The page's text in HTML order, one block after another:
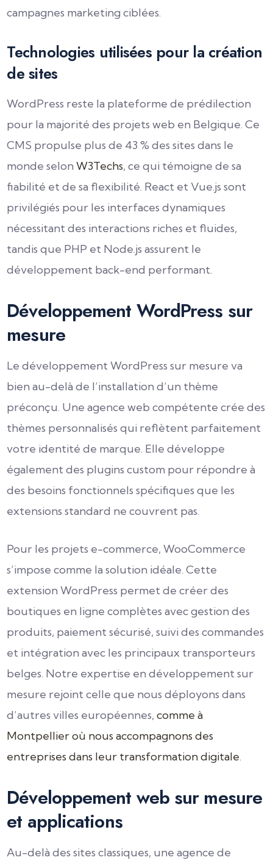
campagnes marketing ciblées.
Technologies utilisées pour la création
de sites
WordPress reste la plateforme de prédilection
pour la majorité des projets web en Belgique. Ce
CMS propulse plus de 43 % des sites dans le
monde selon W3Techs, ce qui témoigne de sa
fiabilité et de sa flexibilité. React et Vue.js sont
privilégiés pour les interfaces dynamiques
nécessitant des interactions riches et fluides,
tandis que PHP et Node.js assurent le
développement back-end performant.
Développement WordPress sur
mesure
Le développement WordPress sur mesure va
bien au-delà de l’installation d’un thème
préconçu. Une agence web compétente crée des
thèmes personnalisés qui reflètent parfaitement
votre identité de marque. Elle développe
également des plugins custom pour répondre à
des besoins fonctionnels spécifiques que les
extensions standard ne couvrent pas.
Pour les projets e-commerce, WooCommerce
s’impose comme la solution idéale. Cette
extension WordPress permet de créer des
boutiques en ligne complètes avec gestion des
produits, paiement sécurisé, suivi des commandes
et intégration avec les principaux transporteurs
belges. Notre expertise en développement sur
mesure rejoint celle que nous déployons dans
d’autres villes européennes, comme à
Montpellier où nous accompagnons des
entreprises dans leur transformation digitale.
Développement web sur mesure
et applications
Au-delà des sites classiques, une agence de